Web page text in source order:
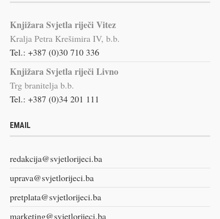
Knjižara Svjetla riječi Vitez
Kralja Petra Krešimira IV, b.b.
Tel.: +387 (0)30 710 336
Knjižara Svjetla riječi Livno
Trg branitelja b.b.
Tel.: +387 (0)34 201 111
EMAIL
redakcija@svjetlorijeci.ba
uprava@svjetlorijeci.ba
pretplata@svjetlorijeci.ba
marketing@svjetlorijeci.ba